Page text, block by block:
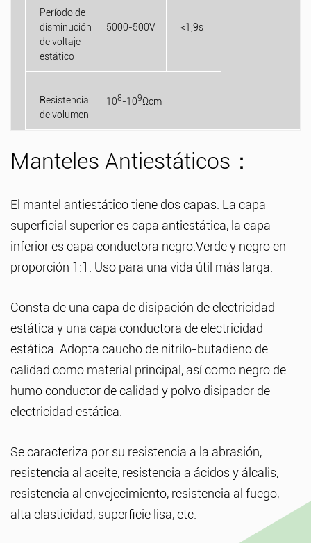
Período de
disminución
de voltaje
estático
5000-500V <1,9s
Resistencia
de volumen
108-109Ωcm
Manteles Antiestáticos：
El mantel antiestático tiene dos capas. La capa
superficial superior es capa antiestática, la capa
inferior es capa conductora negro.Verde y negro en
proporción 1:1. Uso para una vida útil más larga.
Consta de una capa de disipación de electricidad
estática y una capa conductora de electricidad
estática. Adopta caucho de nitrilo-butadieno de
calidad como material principal, así como negro de
humo conductor de calidad y polvo disipador de
electricidad estática.
Se caracteriza por su resistencia a la abrasión,
resistencia al aceite, resistencia a ácidos y álcalis,
resistencia al envejecimiento, resistencia al fuego,
alta elasticidad, superficie lisa, etc.